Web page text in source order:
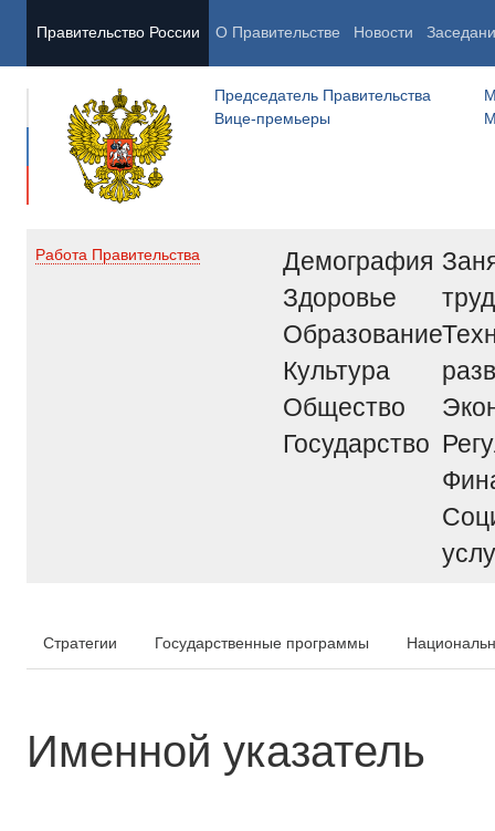
Правительство России О Правительстве Новости
Председатель Правительства
Вице-премьеры
Работа Правительства
Демография
Здоровье
Образование
Культура
Общество
Государство
труд
Стратегии Государственные программы
Именной указатель